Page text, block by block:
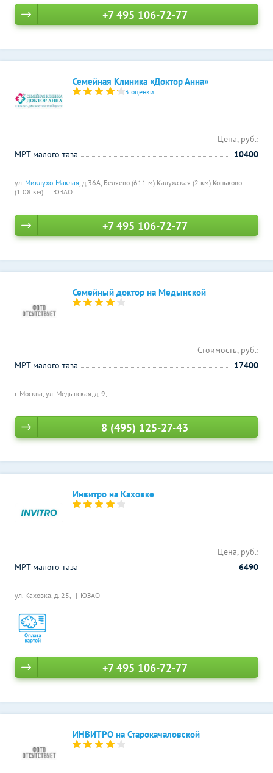
+7 495 106-72-77
Семейная Клиника «Доктор Анна»
3 оценки
ул. Миклухо-Маклая, д.36А, Беляево (611 м) Калужская (2 км) Коньково
(1.08 км)
ЮЗАО
Цена, руб.:
МРТ малого таза
10400
+7 495 106-72-77
Семейный доктор на Медынской
г. Москва, ул. Медынская, д. 9,
Стоимость, руб.:
МРТ малого таза
17400
8 (495) 125-27-43
Инвитро на Каховке
ул. Каховка, д. 25, ЮЗАО
Цена, руб.:
МРТ малого таза
6490
+7 495 106-72-77
ИНВИТРО на Старокачаловской